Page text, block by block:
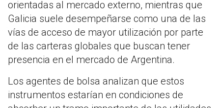
orientadas al mercado externo, mientras que
Galicia suele desempeñarse como una de las
vías de acceso de mayor utilización por parte
de las carteras globales que buscan tener
presencia en el mercado de Argentina.
Los agentes de bolsa analizan que estos
instrumentos estarían en condiciones de